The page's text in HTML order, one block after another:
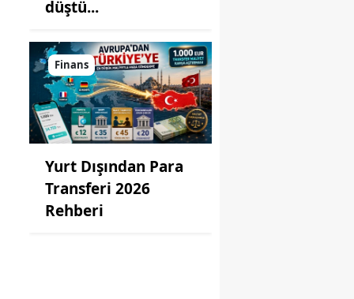
düştü...
Finans
Yurt Dışından Para
Transferi 2026
Rehberi